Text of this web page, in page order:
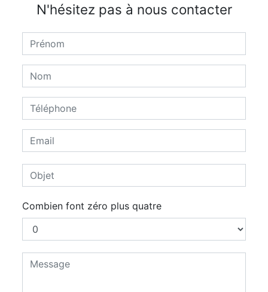
N'hésitez pas à nous contacter
Combien font zéro plus quatre